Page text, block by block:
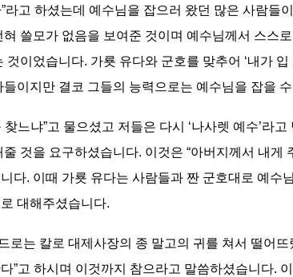
라고 하셨는데 예수님을 잡으러 왔던 많은 사람
쓸모가 없음을 보여준 것이며 예수님께서 스스
것이었습니다. 가룟 유다와 군호를 맞추어 ‘내가
이지만 결코 그들의 능력으로는 예수님을 잡을
느냐”고 물으셨고 저들은 다시 ‘나사렛 예수’라
것을 요구하셨습니다. 이것은 “아버지께서 내
다. 이때 가룟 유다는 사람들과 짠 군호대로 예
대해주셨습니다.
로는 칼로 대제사장의 종 말고의 귀를 쳐서 떨어
”고 하시며 이것까지 참으라고 말씀하셨습니다.